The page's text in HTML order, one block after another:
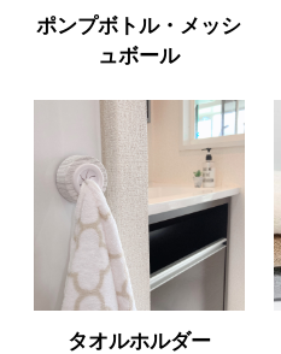
ポンプボトル・メッシ
ュボール
タオルホルダー